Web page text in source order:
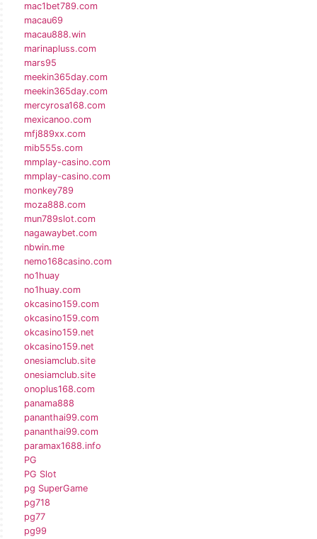
mac1bet789.com
macau69
macau888.win
marinapluss.com
mars95
meekin365day.com
meekin365day.com
mercyrosa168.com
mexicanoo.com
mfj889xx.com
mib555s.com
mmplay-casino.com
mmplay-casino.com
monkey789
moza888.com
mun789slot.com
nagawaybet.com
nbwin.me
nemo168casino.com
no1huay
no1huay.com
okcasino159.com
okcasino159.com
okcasino159.net
okcasino159.net
onesiamclub.site
onesiamclub.site
onoplus168.com
panama888
pananthai99.com
pananthai99.com
paramax1688.info
PG
PG Slot
pg SuperGame
pg718
pg77
pg99